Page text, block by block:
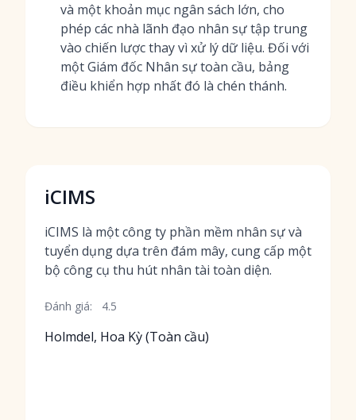
và một khoản mục ngân sách lớn, cho
phép các nhà lãnh đạo nhân sự tập trung
vào chiến lược thay vì xử lý dữ liệu. Đối với
một Giám đốc Nhân sự toàn cầu, bảng
điều khiển hợp nhất đó là chén thánh.
iCIMS
iCIMS là một công ty phần mềm nhân sự và
tuyển dụng dựa trên đám mây, cung cấp một
bộ công cụ thu hút nhân tài toàn diện.
Đánh giá: 4.5
Holmdel, Hoa Kỳ (Toàn cầu)